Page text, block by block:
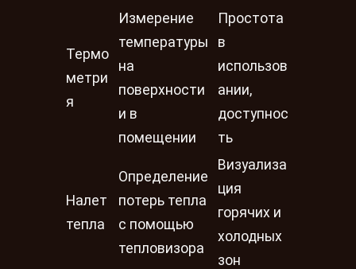
Термо
метри
я
Измерение
температуры
на
поверхности
и в
помещении
Простота
в
использов
ании,
доступнос
ть
Налет
тепла
Определение
потерь тепла
с помощью
тепловизора
Визуализа
ция
горячих и
холодных
зон